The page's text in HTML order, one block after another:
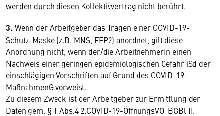
werden durch diesen Kollektivvertrag nicht berührt.
3. Wenn der Arbeitgeber das Tragen einer COVID-19-
Schutz-Maske (z.B. MNS, FFP2) anordnet, gilt diese
Anordnung nicht, wenn der/die ArbeitnehmerIn einen
Nachweis einer geringen epidemiologischen Gefahr iSd der
einschlägigen Vorschriften auf Grund des COVID-19-
MaßnahmenG vorweist.
Zu diesem Zweck ist der Arbeitgeber zur Ermittlung der
Daten gem. § 1 Abs.4 2.COVID-19-ÖffnungsVO, BGBl II.